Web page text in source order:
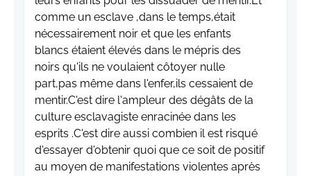
comme un esclave ,dans le temps,était
nécessairement noir et que les enfants
blancs étaient élevés dans le mépris des
noirs qu'ils ne voulaient côtoyer nulle
part,pas même dans l'enfer,ils cessaient de
mentir.C'est dire l'ampleur des dégâts de la
culture esclavagiste enracinée dans les
esprits .C'est dire aussi combien il est risqué
d'essayer d'obtenir quoi que ce soit de positif
au moyen de manifestations violentes après